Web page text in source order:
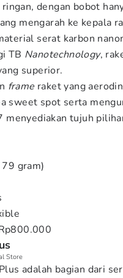
dengan bobot
mengarah ke kepala
serat karbon
TB Nanotechnology,
superior.
frame raket yang
sweet spot serta
tujuh
gram)
Store
adalah bagian dari